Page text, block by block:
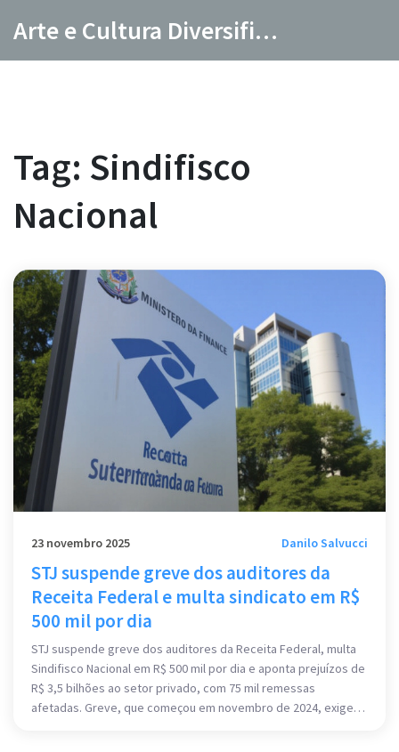
Arte e Cultura Diversificada
Tag: Sindifisco
Nacional
23 novembro 2025 Danilo Salvucci
STJ suspende greve dos auditores da
Receita Federal e multa sindicato em R$
500 mil por dia
STJ suspende greve dos auditores da Receita Federal, multa
Sindifisco Nacional em R$ 500 mil por dia e aponta prejuízos de
R$ 3,5 bilhões ao setor privado, com 75 mil remessas
afetadas. Greve, que começou em novembro de 2024, exige